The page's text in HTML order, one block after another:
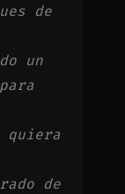
de
un
quiera
de